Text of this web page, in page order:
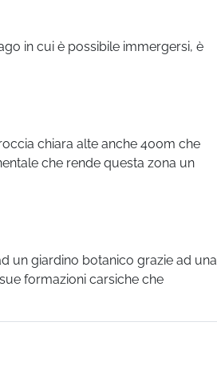
in cui è possibile immergersi, è
chiara alte anche 400m che
che rende questa zona un
un giardino botanico grazie ad una
formazioni carsiche che